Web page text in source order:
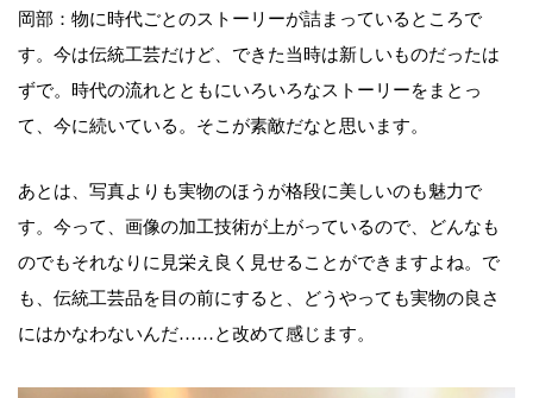
岡部：物に時代ごとのストーリーが詰まっているところで
す。今は伝統工芸だけど、できた当時は新しいものだったは
ずで。時代の流れとともにいろいろなストーリーをまとっ
て、今に続いている。そこが素敵だなと思います。
あとは、写真よりも実物のほうが格段に美しいのも魅力で
す。今って、画像の加工技術が上がっているので、どんなも
のでもそれなりに見栄え良く見せることができますよね。で
も、伝統工芸品を目の前にすると、どうやっても実物の良さ
にはかなわないんだ……と改めて感じます。